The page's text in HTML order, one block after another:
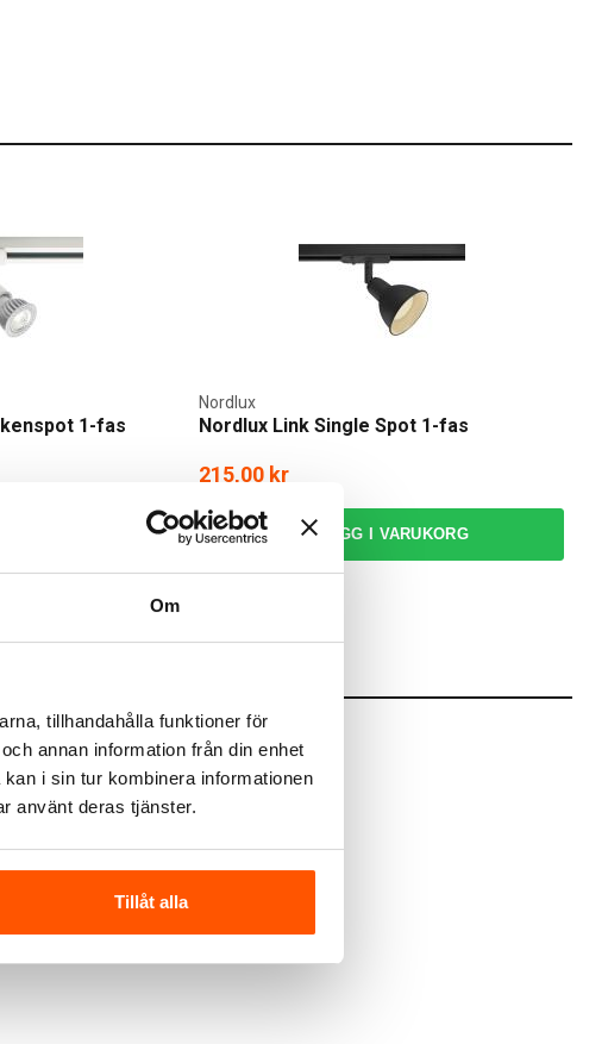
Om
tillhandahålla funktioner för
annan information från din enhet
i sin tur kombinera informationen
använt deras tjänster.
Tillåt alla
1-fas Nordlux Link Single Spot 1-fas
Nordlux
215,00 kr
LÄGG I VARUKORG
I webblager: 2 st